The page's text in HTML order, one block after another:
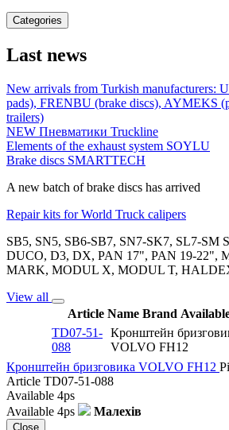
Categories
Last news
New arrivals from Turkish manufacturers:
pads), FRENBU (brake discs), AYMEKS
trailers)
NEW Пневматики Truckline
Elements of the exhaust system SOYLU
Brake discs SMARTTECH
A new batch of brake discs has arrived
Repair kits for World Truck calipers
SB5, SN5, SB6-SB7, SN7-SK7, SL7-SM
DUCO, D3, DX, PAN 17", PAN 19-22",
MARK, MODUL X, MODUL T,
View all
Article Name Brand
TD07-51-
088
Кронштейн
VOLVO FH12
Кронштейн бризговика VOLVO FH12
Article TD07-51-088
Available 4ps
Available 4ps Малехів
Close